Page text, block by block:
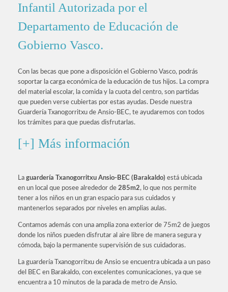
Infantil Autorizada por el
Departamento de Educación de
Gobierno Vasco.
Con las becas que pone a disposición el Gobierno Vasco, podrás
soportar la carga económica de la educación de tus hijos. La compra
del material escolar, la comida y la cuota del centro, son partidas
que pueden verse cubiertas por estas ayudas. Desde nuestra
Guardería Txanogorritxu de Ansio-BEC, te ayudaremos con todos
los trámites para que puedas disfrutarlas.
[+] Más información
La guardería Txanogorritxu Ansio-BEC (Barakaldo) está ubicada
en un local que posee alrededor de 285m2, lo que nos permite
tener a los niños en un gran espacio para sus cuidados y
mantenerlos separados por niveles en amplias aulas.
Contamos además con una amplia zona exterior de 75m2 de juegos
donde los niños pueden disfrutar al aire libre de manera segura y
cómoda, bajo la permanente supervisión de sus cuidadoras.
La guardería Txanogorritxu de Ansio se encuentra ubicada a un paso
del BEC en Barakaldo, con excelentes comunicaciones, ya que se
encuentra a 10 minutos de la parada de metro de Ansio.